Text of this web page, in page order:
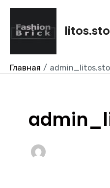
Перейти
содержимому
Главная